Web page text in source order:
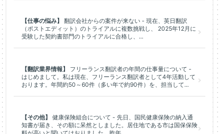
【仕事の悩み】
翻訳会社からの案件が来ない - 現在、英日翻訳
（ポストエディット）のトライアルに複数挑戦し、 2025年12月に
受験した契約書部門のトライアルに合格し、...
【翻訳業界情報】
フリーランス翻訳者の年間の仕事量について -
はじめまして。私は現在、フリーランス翻訳者として4年活動して
おります。年間約50～60件（多い年で約90件）を、担当して...
【その他】
健康保険組合について - 先日、国民健康保険の納入通
知書が届き、その額に呆然としました。居住地である市は国保保険